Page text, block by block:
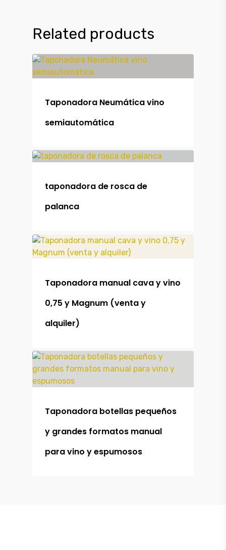
Related products
Taponadora Neumática vino
semiautomática
taponadora de rosca de
palanca
Taponadora manual cava y vino
0,75 y Magnum (venta y
alquiler)
Taponadora botellas pequeños
y grandes formatos manual
para vino y espumosos
Productos
Maquinaria
Maquinaria
Outlet
Contacto